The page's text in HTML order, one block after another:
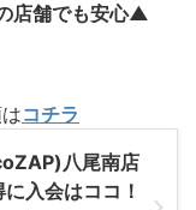
店舗でも安心▲
コチラ
八尾南店
入会はココ！